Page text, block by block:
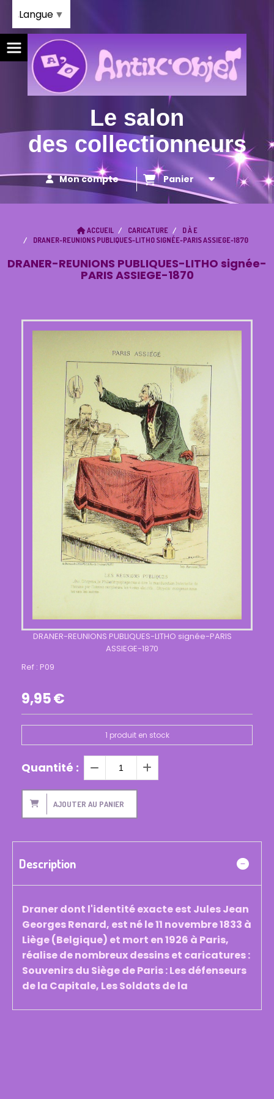
Le salon
des collectionneurs
Mon compte Panier
ACCUEIL CARICATURE
D À E
DRANER-REUNIONS PUBLIQUES-LITHO SIGNÉE-PARIS ASSIEGE-1870
DRANER-REUNIONS PUBLIQUES-LITHO signée-
PARIS ASSIEGE-1870
DRANER-REUNIONS PUBLIQUES-LITHO signée-PARIS
ASSIEGE-1870
Ref : P09
9,95€
1 produit en stock
Quantité :
AJOUTER AU PANIER
Description
Draner dont l'identité exacte est Jules Jean
Georges Renard, est né le 11 novembre 1833 à
Liège (Belgique) et mort en 1926 à Paris,
réalise de nombreux dessins et caricatures :
Souvenirs du Siège de Paris : Les défenseurs
de la Capitale, Les Soldats de la
Langue ▼